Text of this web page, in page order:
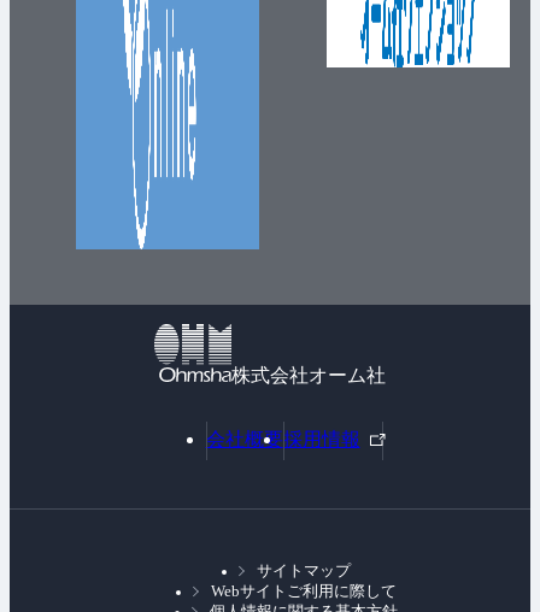
株式会社オーム社
会社概要採用情報
外
部
ン
サイトマップ
Webサイトご利用に際して